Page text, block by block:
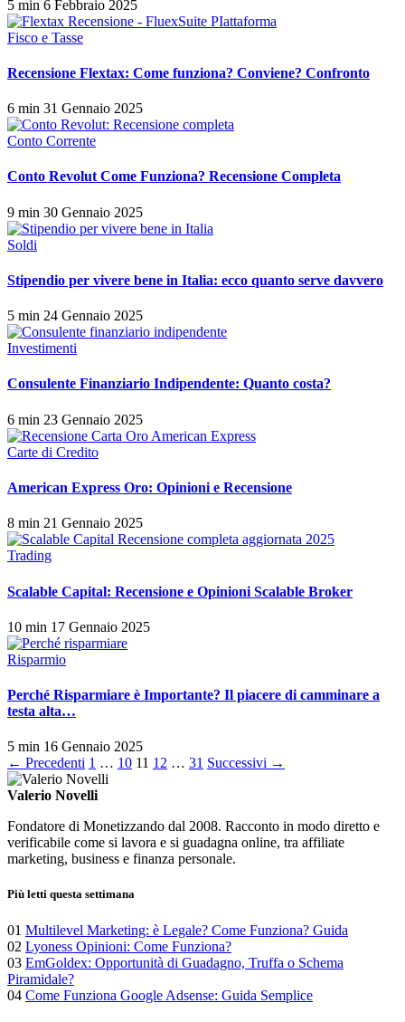
5 min 6 Febbraio 2025
Fisco e Tasse
Recensione Flextax: Come funziona? Conviene? Confronto
6 min 31 Gennaio 2025
Conto Corrente
Conto Revolut Come Funziona? Recensione Completa
9 min 30 Gennaio 2025
Soldi
Stipendio per vivere bene in Italia: ecco quanto serve davvero
5 min 24 Gennaio 2025
Investimenti
Consulente Finanziario Indipendente: Quanto costa?
6 min 23 Gennaio 2025
Carte di Credito
American Express Oro: Opinioni e Recensione
8 min 21 Gennaio 2025
Trading
Scalable Capital: Recensione e Opinioni Scalable Broker
10 min 17 Gennaio 2025
Risparmio
Perché Risparmiare è Importante? Il piacere di camminare a
testa alta…
5 min 16 Gennaio 2025
Paginazione
degli
articoli
← Precedenti 1 … 10 11 12 … 31 Successivi →
Valerio Novelli
Fondatore di Monetizzando dal 2008. Racconto in modo diretto e
verificabile come si lavora e si guadagna online, tra affiliate
marketing, business e finanza personale.
Più letti questa settimana
01 Multilevel Marketing: è Legale? Come Funziona? Guida
02 Lyoness Opinioni: Come Funziona?
03 EmGoldex: Opportunità di Guadagno, Truffa o Schema
Piramidale?
04 Come Funziona Google Adsense: Guida Semplice